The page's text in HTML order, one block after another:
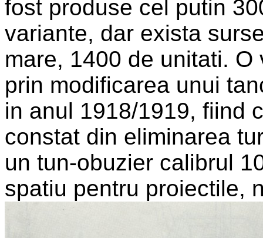
fost produse cel putin
variante, dar exista
mare, 1400 de unitati.
prin modificarea unui
in anul 1918/1919, fiind
constat din eliminarea
un tun-obuzier calibrul
spatiu pentru proiectile,